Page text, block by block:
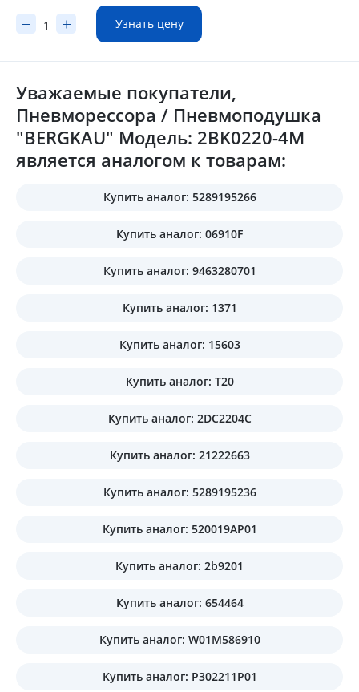
Узнать цену
Уважаемые покупатели,
Пневморессора / Пневмоподушка
"BERGKAU" Модель: 2BK0220-4M
является аналогом к товарам:
Купить аналог: 5289195266
Купить аналог: 06910F
Купить аналог: 9463280701
Купить аналог: 1371
Купить аналог: 15603
Купить аналог: T20
Купить аналог: 2DC2204C
Купить аналог: 21222663
Купить аналог: 5289195236
Купить аналог: 520019AP01
Купить аналог: 2b9201
Купить аналог: 654464
Купить аналог: W01M586910
Купить аналог: P302211P01